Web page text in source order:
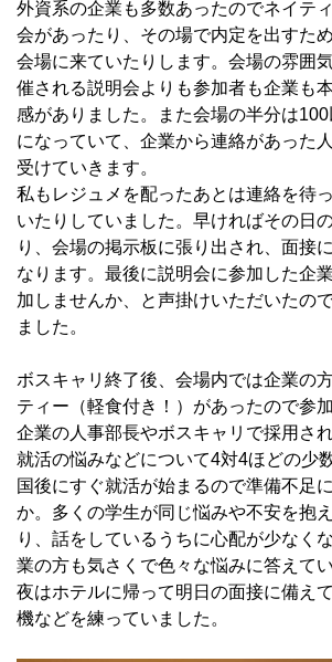
外資系の企業も多数あったのでネイテ
会があったり、その場で内定を出すた
会場に来ていたりします。会場の雰囲
催される説明会よりも参加者も企業も
感がありました。また会場の半分は
になっていて、企業から連絡があった
受けていきます。
私もレジュメを配ったあとは連絡を待
いたりしていました。早ければその日
り、会場の掲示板に張り出され、面接
なります。最後に説明会に参加した企
加しませんか、と声掛けいただいたの
ました。
ボスキャリ終了後、会場内では企業の
ティー（軽食付き！）があったので参
企業の人事部長やボスキャリで採用さ
就活の悩みなどについて4対4ほどの少
国後にすぐ就活が始まるので準備不足
か。多くの学生が同じ悩みや不安を抱
り、話をしているうちに心配が少なく
業の方も気さくで色々な悩みに答えて
夜はホテルに帰って明日の面接に備え
機などを練っていました。